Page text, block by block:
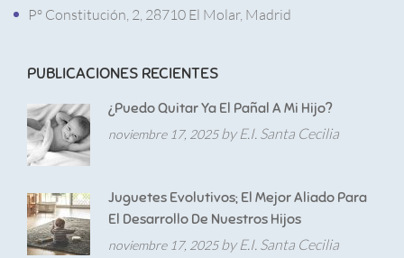
Pº Constitución, 2, 28710 El Molar, Madrid
PUBLICACIONES RECIENTES
¿Puedo Quitar Ya El Pañal A Mi Hijo?
noviembre 17, 2025 by E.I. Santa Cecilia
Juguetes Evolutivos; El Mejor Aliado Para
El Desarrollo De Nuestros Hijos
noviembre 17, 2025 by E.I. Santa Cecilia